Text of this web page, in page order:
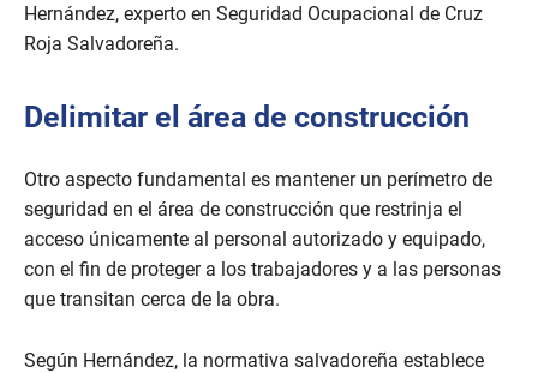
Hernández, experto en Seguridad Ocupacional de Cruz
Roja Salvadoreña.
Delimitar el área de construcción
Otro aspecto fundamental es mantener un perímetro de
seguridad en el área de construcción que restrinja el
acceso únicamente al personal autorizado y equipado,
con el fin de proteger a los trabajadores y a las personas
que transitan cerca de la obra.
Según Hernández, la normativa salvadoreña establece